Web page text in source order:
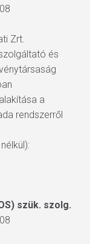
Zrt.
és
a
rendszerről
szük. szolg.